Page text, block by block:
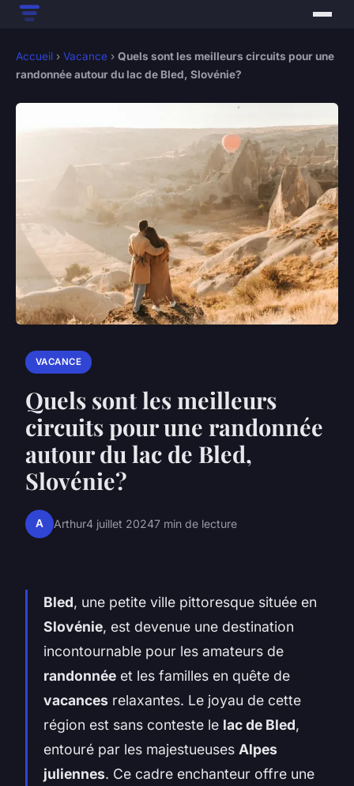
Accueil › Vacance › Quels sont les meilleurs circuits pour une
randonnée autour du lac de Bled, Slovénie?
VACANCE
Quels sont les meilleurs
circuits pour une randonnée
autour du lac de Bled,
Slovénie?
A Arthur4 juillet 20247 min de lecture
Bled, une petite ville pittoresque située en
Slovénie, est devenue une destination
incontournable pour les amateurs de
randonnée et les familles en quête de
vacances relaxantes. Le joyau de cette
région est sans conteste le lac de Bled,
entouré par les majestueuses Alpes
juliennes. Ce cadre enchanteur offre une